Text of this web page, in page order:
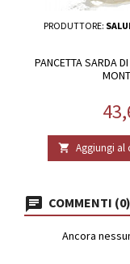
PRODUTTORE:
PANCETTA SARDA
 Aggiungi al
COMMENTI (0)
Ancora